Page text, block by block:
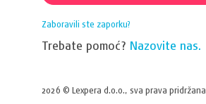
Zaboravili ste zaporku?
Trebate pomoć? Nazovite nas.
2026 © Lexpera d.o.o., sva prava pridržana